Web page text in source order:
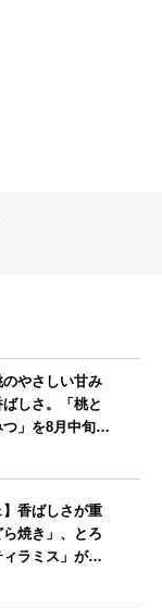
のやさしい甘み
しさ。「桃と
」を8月中旬よ
】香ばしさが重
焼き」、とろ
ラミス」が新